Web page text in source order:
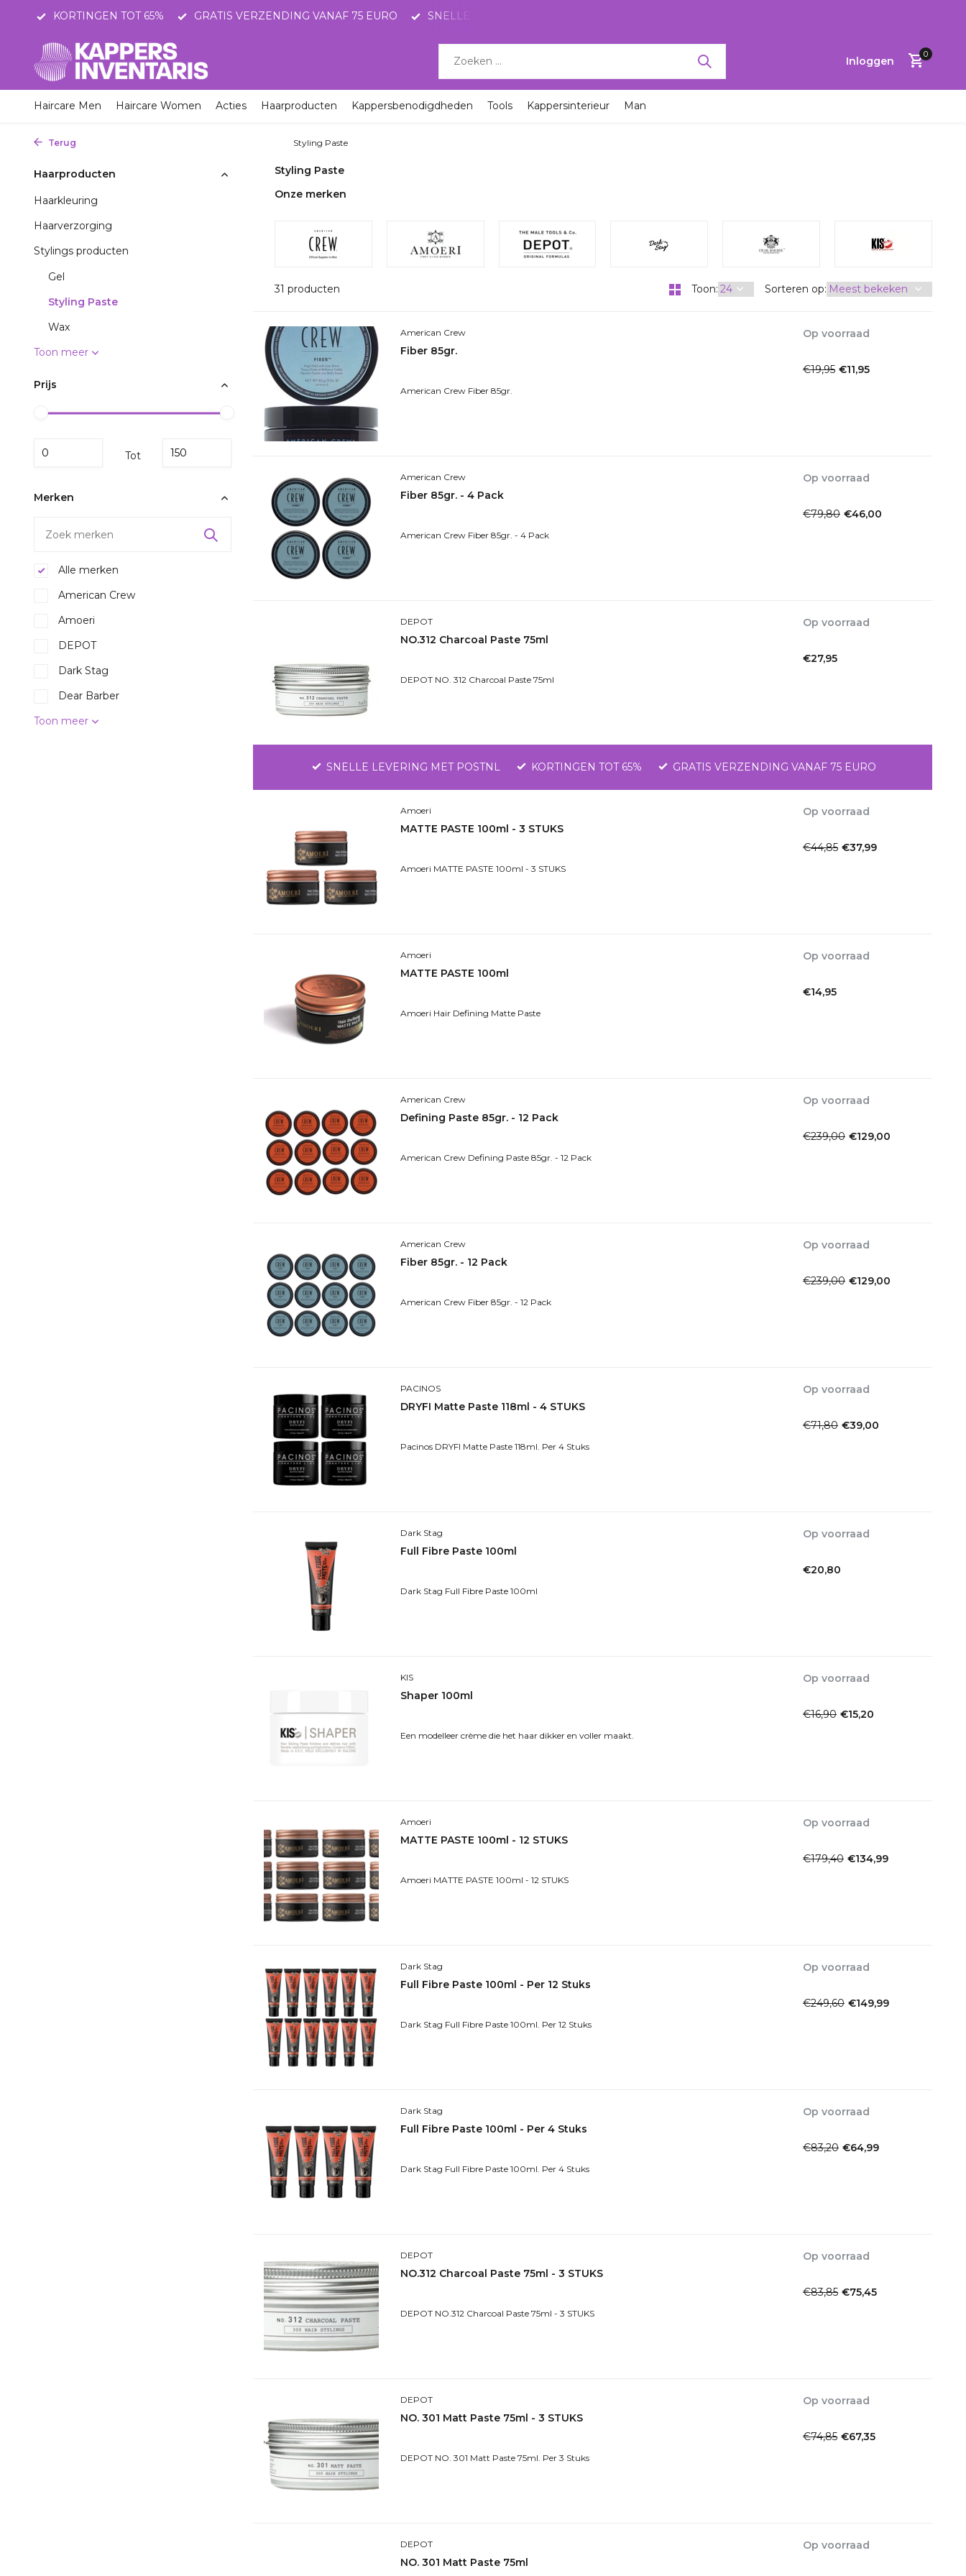
65% GRATIS VERZENDING VANAF 75 EURO SNELLE LEVERING MET POSTNL
Inloggen
0
Haircare Men Haircare Women Acties Haarproducten Kappersbenodigdheden Tools Kappersinterieur Man
Terug Styling Paste
Haarproducten
Haarkleuring
Haarverzorging
Stylings producten
Gel
Styling Paste
Wax
Toon meer
Prijs
Tot
Merken
Alle merken
American Crew
Amoeri
DEPOT
Dark Stag
Dear Barber
Toon meer
Styling Paste
Onze merken
31 producten Toon: Sorteren op:
American Crew
Fiber 85gr.
American Crew Fiber 85gr.
Op voorraad
€19,95 €11,95
American Crew
Fiber 85gr. - 4 Pack
American Crew Fiber 85gr. - 4 Pack
Op voorraad
€79,80 €46,00
DEPOT
NO.312 Charcoal Paste 75ml
DEPOT NO. 312 Charcoal Paste 75ml
Op voorraad
€27,95
SNELLE LEVERING MET POSTNL KORTINGEN TOT 65% GRATIS VERZENDING VANAF 75 EURO
Amoeri
MATTE PASTE 100ml - 3 STUKS
Amoeri MATTE PASTE 100ml - 3 STUKS
Op voorraad
€44,85 €37,99
Amoeri
MATTE PASTE 100ml
Amoeri Hair Defining Matte Paste
Op voorraad
€14,95
American Crew
Defining Paste 85gr. - 12 Pack
American Crew Defining Paste 85gr. - 12 Pack
Op voorraad
€239,00 €129,00
American Crew
Fiber 85gr. - 12 Pack
American Crew Fiber 85gr. - 12 Pack
Op voorraad
€239,00 €129,00
PACINOS
DRYFI Matte Paste 118ml - 4 STUKS
Pacinos DRYFI Matte Paste 118ml. Per 4 Stuks
Op voorraad
€71,80 €39,00
Dark Stag
Full Fibre Paste 100ml
Dark Stag Full Fibre Paste 100ml
Op voorraad
€20,80
KIS
Shaper 100ml
Een modelleer crème die het haar dikker en voller maakt.
Op voorraad
€16,90 €15,20
Amoeri
MATTE PASTE 100ml - 12 STUKS
Amoeri MATTE PASTE 100ml - 12 STUKS
Op voorraad
€179,40 €134,99
Dark Stag
Full Fibre Paste 100ml - Per 12 Stuks
Dark Stag Full Fibre Paste 100ml. Per 12 Stuks
Op voorraad
€249,60 €149,99
Dark Stag
Full Fibre Paste 100ml - Per 4 Stuks
Dark Stag Full Fibre Paste 100ml. Per 4 Stuks
Op voorraad
€83,20 €64,99
DEPOT
NO.312 Charcoal Paste 75ml - 3 STUKS
DEPOT NO.312 Charcoal Paste 75ml - 3 STUKS
Op voorraad
€83,85 €75,45
DEPOT
NO. 301 Matt Paste 75ml - 3 STUKS
DEPOT NO. 301 Matt Paste 75ml. Per 3 Stuks
Op voorraad
€74,85 €67,35
DEPOT
NO. 301 Matt Paste 75ml
Op voorraad